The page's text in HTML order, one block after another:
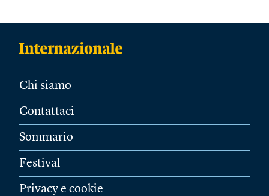
Chi siamo
Contattaci
Sommario
Festival
Privacy e cookie